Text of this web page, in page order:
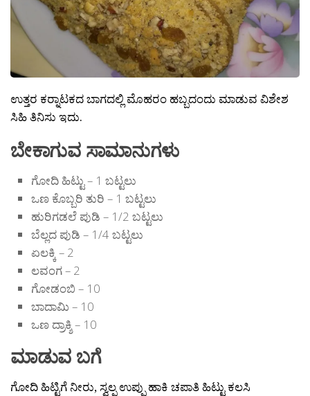
ಉತ್ತರ ಕರ‍್ನಾಟಕದ ಬಾಗದಲ್ಲಿ ಮೊಹರಂ ಹಬ್ಬದಂದು ಮಾಡುವ ವಿಶೇಶ
ಸಿಹಿ ತಿನಿಸು ಇದು.
ಬೇಕಾಗುವ ಸಾಮಾನುಗಳು
ಗೋದಿ ಹಿಟ್ಟು – 1 ಬಟ್ಟಲು
ಒಣ ಕೊಬ್ಬರಿ ತುರಿ – 1 ಬಟ್ಟಲು
ಹುರಿಗಡಲೆ ಪುಡಿ – 1/2 ಬಟ್ಟಲು
ಬೆಲ್ಲದ ಪುಡಿ – 1/4 ಬಟ್ಟಲು
ಏಲಕ್ಕಿ – 2
ಲವಂಗ – 2
ಗೋಡಂಬಿ – 10
ಬಾದಾಮಿ – 10
ಒಣ ದ್ರಾಕ್ಶಿ – 10
ಮಾಡುವ ಬಗೆ
ಗೋದಿ ಹಿಟ್ಟಿಗೆ ನೀರು, ಸ್ವಲ್ಪ ಉಪ್ಪು ಹಾಕಿ ಚಪಾತಿ ಹಿಟ್ಟು ಕಲಸಿ